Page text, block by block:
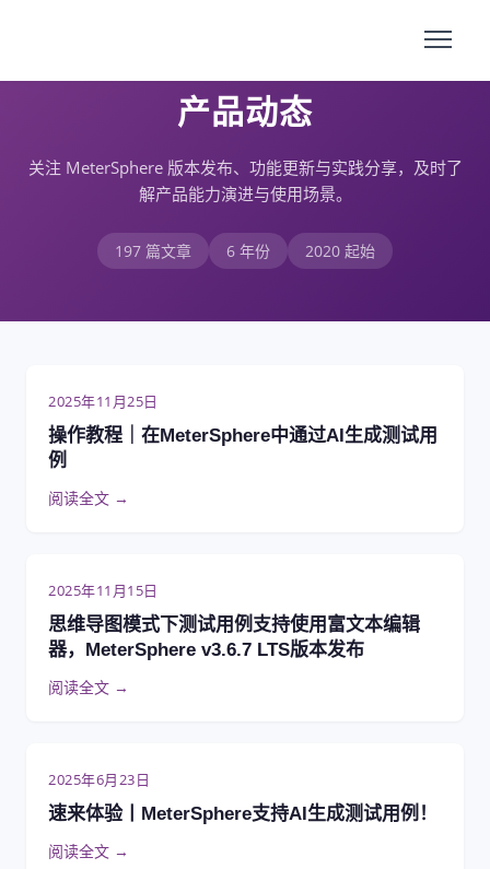
产品动态
关注 MeterSphere 版本发布、功能更新与实践分享，及时了
解产品能力演进与使用场景。
197 篇文章 6 年份 2020 起始
2025年11月25日
操作教程｜在MeterSphere中通过AI生成测试用
例
阅读全文 →
2025年11月15日
思维导图模式下测试用例支持使用富文本编辑
器，MeterSphere v3.6.7 LTS版本发布
阅读全文 →
2025年6月23日
速来体验丨MeterSphere支持AI生成测试用例！
阅读全文 →